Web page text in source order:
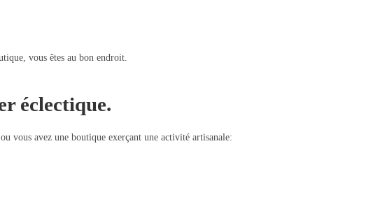
vous êtes au bon endroit.
éclectique.
vous avez une boutique exerçant une activité artisanale: